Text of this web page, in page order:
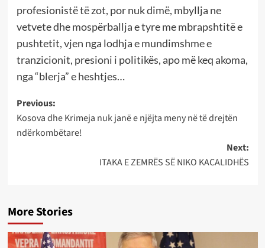
profesionistë të zot, por nuk dimë, mbyllja ne
vetvete dhe mospërballja e tyre me mbrapshtitë e
pushtetit, vjen nga lodhja e mundimshme e
tranzicionit, presioni i politikës, apo më keq akoma,
nga “blerja” e heshtjes…
Post
navigation
Previous:
Kosova dhe Krimeja nuk janë e njëjta meny në të drejtën
ndërkombëtare!
Next:
ITAKA E ZEMRËS SË NIKO KACALIDHËS
More Stories